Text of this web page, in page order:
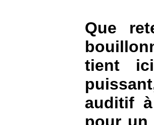
Que
tient
auditif